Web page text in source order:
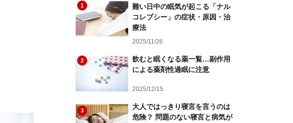
1
難い日中の眠気が起こる「ナル
コレプシー」の症状・原因・治
療法
2025/11/26
2
飲むと眠くなる薬一覧…副作用
による薬剤性過眠に注意
2025/12/15
3
大人ではっきり寝言を言うのは
危険？ 問題のない寝言と病気が